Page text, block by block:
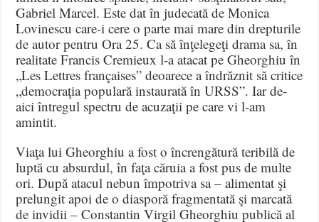
Gabriel Marcel. Este dat în judecată de Monica
Lovinescu care-i cere o parte mai mare din drepturile
de autor pentru Ora 25. Ca să înţelegeţi drama sa, în
realitate Francis Cremieux l-a atacat pe Gheorghiu în
„Les Lettres françaises” deoarece a îndrăznit să critice
„democraţia populară instaurată în URSS”. Iar de-
aici întregul spectru de acuzaţii pe care vi l-am
amintit.
Viaţa lui Gheorghiu a fost o încrengătură teribilă de
luptă cu absurdul, în faţa căruia a fost pus de multe
ori. După atacul nebun împotriva sa – alimentat şi
prelungit apoi de o diasporă fragmentată şi marcată
de invidii – Constantin Virgil Gheorghiu publică al